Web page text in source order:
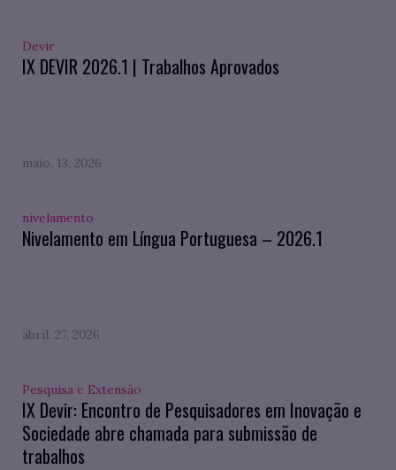
Devir
IX DEVIR 2026.1 | Trabalhos Aprovados
maio. 13, 2026
nivelamento
Nivelamento em Língua Portuguesa – 2026.1
abril. 27, 2026
Pesquisa e Extensão
IX Devir: Encontro de Pesquisadores em Inovação e
Sociedade abre chamada para submissão de
trabalhos